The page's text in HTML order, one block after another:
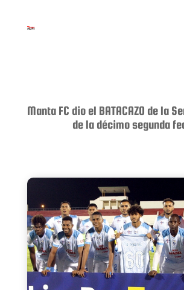
Manta FC dio el BATACAZO de la
de la décimo segunda